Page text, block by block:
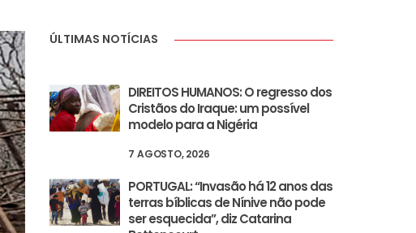
ÚLTIMAS NOTÍCIAS
DIREITOS HUMANOS: O regresso dos
Cristãos do Iraque: um possível
modelo para a Nigéria
7 AGOSTO, 2026
PORTUGAL: “Invasão há 12 anos das
terras bíblicas de Nínive não pode
ser esquecida”, diz Catarina